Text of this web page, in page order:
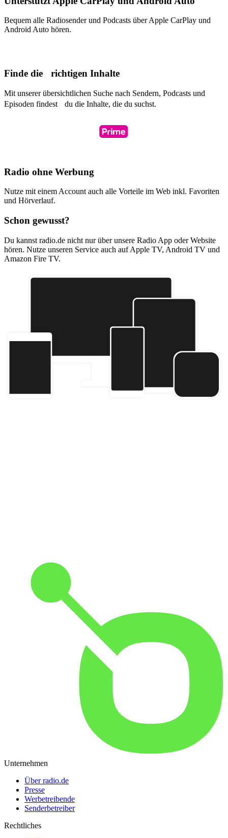
Bequem alle Radiosender und Podcasts über Apple CarPlay und
Android Auto hören.
Finde die richtigen Inhalte
Mit unserer übersichtlichen Suche nach Sendern, Podcasts und
Episoden findest du die Inhalte, die du suchst.
Radio ohne Werbung
Nutze mit einem Account auch alle Vorteile im Web inkl. Favoriten
und Hörverlauf.
Schon gewusst?
Du kannst radio.de nicht nur über unsere Radio App oder Website
hören. Nutze unseren Service auch auf Apple TV, Android TV und
Amazon Fire TV.
Unternehmen
Über radio.de
Presse
Werbetreibende
Senderbetreiber
Rechtliches